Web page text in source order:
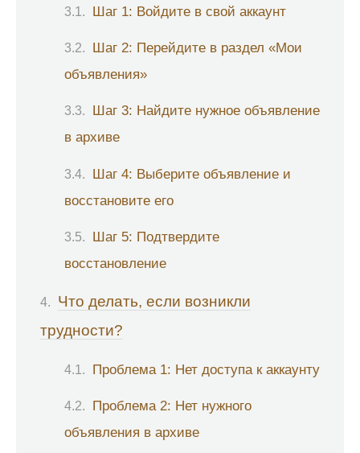
Шаг 1: Войдите в свой аккаунт
Шаг 2: Перейдите в раздел «Мои
объявления»
Шаг 3: Найдите нужное объявление
в архиве
Шаг 4: Выберите объявление и
восстановите его
Шаг 5: Подтвердите
восстановление
Что делать, если возникли
трудности?
Проблема 1: Нет доступа к аккаунту
Проблема 2: Нет нужного
объявления в архиве